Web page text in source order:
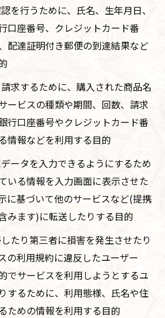
を行うために、氏名、生年月日、
口座番号、クレジットカード番
配達証明付き郵便の到達結果など
求するために、購入された商品名
ービスの種類や期間、回数、請求
行口座番号やクレジットカード番
情報などを利用する目的
ータを入力できるようにするため
いる情報を入力画面に表示させた
に基づいて他のサービスなど(提携
みます)に転送したりする目的
たり第三者に損害を発生させたり
の利用規約に違反したユーザー
でサービスを利用しようとするユ
するために、利用態様、氏名や住
ための情報を利用する目的